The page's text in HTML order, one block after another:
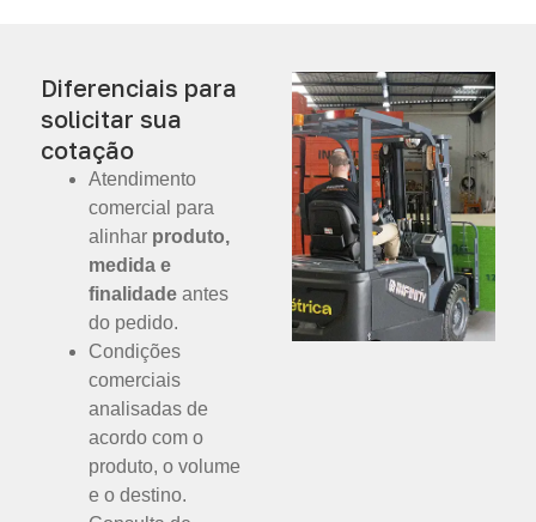
Diferenciais para
solicitar sua
cotação
Atendimento
comercial para
alinhar produto,
medida e
finalidade antes
do pedido.
Condições
comerciais
analisadas de
acordo com o
produto, o volume
e o destino.